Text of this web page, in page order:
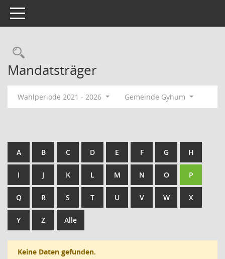
Toggle navigation
Rechercheauswahl
Mandatsträger
Wahlperiode 2021 - 2026 Gemeinde Gyhum
A B C D E F G H
I J K L M N O P
Q R S T U V W X
Y Z Alle
Keine Daten gefunden.